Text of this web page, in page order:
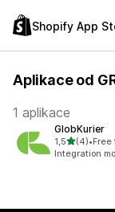
Shopify App
Aplikace od
1 aplikace
GlobKurier
1,5z 5 hvězd
(4)
Celkový počet
•Free
Integration